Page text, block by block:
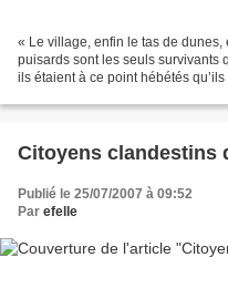
« Le village, enfin le tas de dunes,
puisards sont les seuls survivants
ils étaient à ce point hébétés
Citoyens clandestins
Publié le 25/07/2007 à 09:52
Par efelle